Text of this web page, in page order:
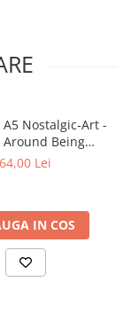
Nostalgic-Art -
Around Being
- Stau degeaba in
64,00 Lei
IN COS